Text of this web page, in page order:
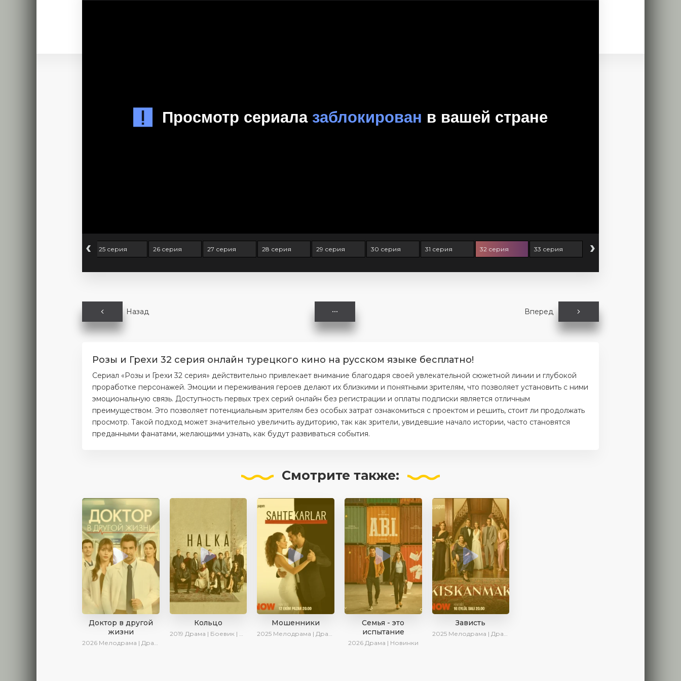
‹ 25 серия 26 серия 27 серия 28 серия 29 серия 30 серия 31 серия 32 серия 33 серия ›
Назад Вперед
Розы и Грехи 32 серия онлайн турецкого кино на русском языке бесплатно!
Сериал «Розы и Грехи 32 серия» действительно привлекает внимание благодаря своей увлекательной сюжетной линии и глубокой
проработке персонажей. Эмоции и переживания героев делают их близкими и понятными зрителям, что позволяет установить с ними
эмоциональную связь. Доступность первых трех серий онлайн без регистрации и оплаты подписки является отличным
преимуществом. Это позволяет потенциальным зрителям без особых затрат ознакомиться с проектом и решить, стоит ли продолжать
просмотр. Такой подход может значительно увеличить аудиторию, так как зрители, увидевшие начало истории, часто становятся
преданными фанатами, желающими узнать, как будут развиваться события.
Смотрите также:
Доктор в другой
жизни
2026 Мелодрама | Драма | AlisaDirilis | Новинки
Кольцо
2019 Драма | Боевик | Криминал
Мошенники
2025 Мелодрама | Драма | Ирина Котова | AlisaDirilis | Новинки | Сериалы 2025
Семья - это
испытание
2026 Драма | Новинки
Зависть
2025 Мелодрама | Драма | Ирина Котова | AlisaDirilis | Новинки | Сериалы 2025